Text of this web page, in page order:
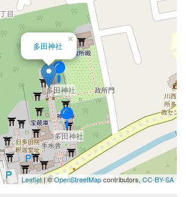
多田神社
多田神社
多田神社
×
Leaflet| ©OpenStreetMapcontributors, CC-BY-SA